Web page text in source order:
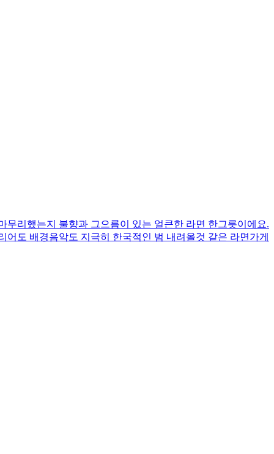
리했는지 불향과 그으름이 있는 얼큰한 라면 한그릇이에요.
도 배경음악도 지극히 한국적인 범 내려올것 같은 라면가게